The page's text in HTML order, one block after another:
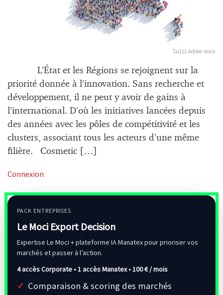
Tai111-Adobe stock
L’État et les Régions se rejoignent sur la
priorité donnée à l’innovation. Sans recherche et
développement, il ne peut y avoir de gains à
l’international. D’où les initiatives lancées depuis
des années avec les pôles de compétitivité et les
clusters, associant tous les acteurs d’une même
filière. Cosmetic […]
Connexion
PACK ENTREPRISES
Le Moci Export Decision
Expertise Le Moci + plateforme IA Manatex pour prioriser vos
marchés et passer à l’action.
4 accès Corporate • 1 accès Manatex •100 € / mois
Comparaison & scoring des marchés